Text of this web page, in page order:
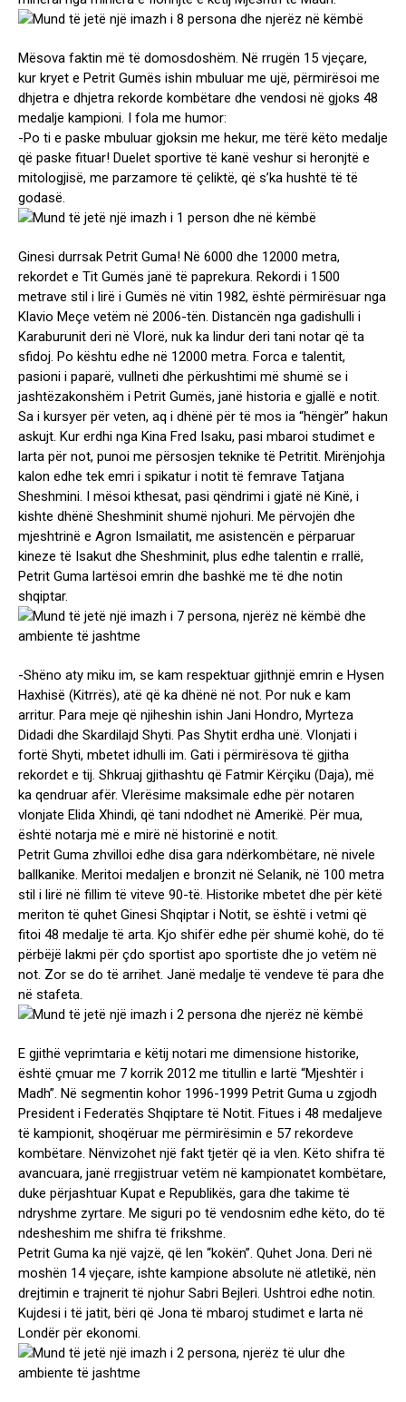
Mësova faktin më të domosdoshëm. Në rrugën 15 vjeçare,
kur kryet e Petrit Gumës ishin mbuluar me ujë, përmirësoi me
dhjetra e dhjetra rekorde kombëtare dhe vendosi në gjoks 48
medalje kampioni. I fola me humor:
-Po ti e paske mbuluar gjoksin me hekur, me tërë këto medalje
që paske fituar! Duelet sportive të kanë veshur si heronjtë e
mitologjisë, me parzamore të çeliktë, që s’ka hushtë të të
godasë.
Ginesi durrsak Petrit Guma! Në 6000 dhe 12000 metra,
rekordet e Tit Gumës janë të paprekura. Rekordi i 1500
metrave stil i lirë i Gumës në vitin 1982, është përmirësuar nga
Klavio Meçe vetëm në 2006-tën. Distancën nga gadishulli i
Karaburunit deri në Vlorë, nuk ka lindur deri tani notar që ta
sfidoj. Po kështu edhe në 12000 metra. Forca e talentit,
pasioni i paparë, vullneti dhe përkushtimi më shumë se i
jashtëzakonshëm i Petrit Gumës, janë historia e gjallë e notit.
Sa i kursyer për veten, aq i dhënë për të mos ia “hëngër” hakun
askujt. Kur erdhi nga Kina Fred Isaku, pasi mbaroi studimet e
larta për not, punoi me përsosjen teknike të Petritit. Mirënjohja
kalon edhe tek emri i spikatur i notit të femrave Tatjana
Sheshmini. I mësoi kthesat, pasi qëndrimi i gjatë në Kinë, i
kishte dhënë Sheshminit shumë njohuri. Me përvojën dhe
mjeshtrinë e Agron Ismailatit, me asistencën e përparuar
kineze të Isakut dhe Sheshminit, plus edhe talentin e rrallë,
Petrit Guma lartësoi emrin dhe bashkë me të dhe notin
shqiptar.
-Shëno aty miku im, se kam respektuar gjithnjë emrin e Hysen
Haxhisë (Kitrrës), atë që ka dhënë në not. Por nuk e kam
arritur. Para meje që njiheshin ishin Jani Hondro, Myrteza
Didadi dhe Skardilajd Shyti. Pas Shytit erdha unë. Vlonjati i
fortë Shyti, mbetet idhulli im. Gati i përmirësova të gjitha
rekordet e tij. Shkruaj gjithashtu që Fatmir Kërçiku (Daja), më
ka qendruar afër. Vlerësime maksimale edhe për notaren
vlonjate Elida Xhindi, që tani ndodhet në Amerikë. Për mua,
është notarja më e mirë në historinë e notit.
Petrit Guma zhvilloi edhe disa gara ndërkombëtare, në nivele
ballkanike. Meritoi medaljen e bronzit në Selanik, në 100 metra
stil i lirë në fillim të viteve 90-të. Historike mbetet dhe për këtë
meriton të quhet Ginesi Shqiptar i Notit, se është i vetmi që
fitoi 48 medalje të arta. Kjo shifër edhe për shumë kohë, do të
përbëjë lakmi për çdo sportist apo sportiste dhe jo vetëm në
not. Zor se do të arrihet. Janë medalje të vendeve të para dhe
në stafeta.
E gjithë veprimtaria e këtij notari me dimensione historike,
është çmuar me 7 korrik 2012 me titullin e lartë “Mjeshtër i
Madh”. Në segmentin kohor 1996-1999 Petrit Guma u zgjodh
President i Federatës Shqiptare të Notit. Fitues i 48 medaljeve
të kampionit, shoqëruar me përmirësimin e 57 rekordeve
kombëtare. Nënvizohet një fakt tjetër që ia vlen. Këto shifra të
avancuara, janë rregjistruar vetëm në kampionatet kombëtare,
duke përjashtuar Kupat e Republikës, gara dhe takime të
ndryshme zyrtare. Me siguri po të vendosnim edhe këto, do të
ndesheshim me shifra të frikshme.
Petrit Guma ka një vajzë, që len “kokën”. Quhet Jona. Deri në
moshën 14 vjeçare, ishte kampione absolute në atletikë, nën
drejtimin e trajnerit të njohur Sabri Bejleri. Ushtroi edhe notin.
Kujdesi i të jatit, bëri që Jona të mbaroj studimet e larta në
Londër për ekonomi.